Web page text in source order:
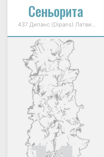
Сеньорита
437 Дипанс (Dipans) Латвия 1999г.